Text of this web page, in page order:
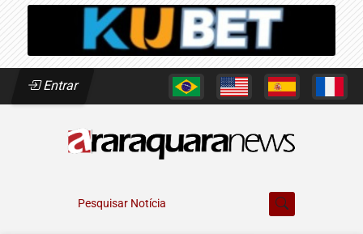
Entrar
Pesquisar Notícia